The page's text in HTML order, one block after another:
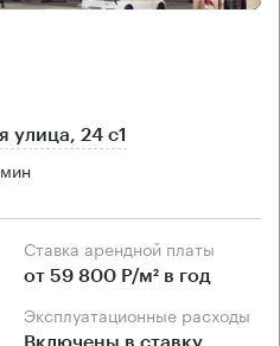
улица, 24 с1
Ставка арендной платы
от 59 800 Р/м² в год
Эксплуатационные расходы